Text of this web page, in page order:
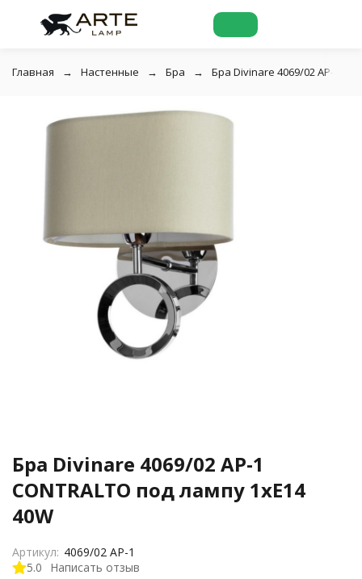
Главная Настенные Бра Бра Divinare 4069/02 AP-1
Бра Divinare 4069/02 AP-1
CONTRALTO под лампу 1xE14
40W
5.0 Написать отзыв
Артикул: 4069/02 AP-1